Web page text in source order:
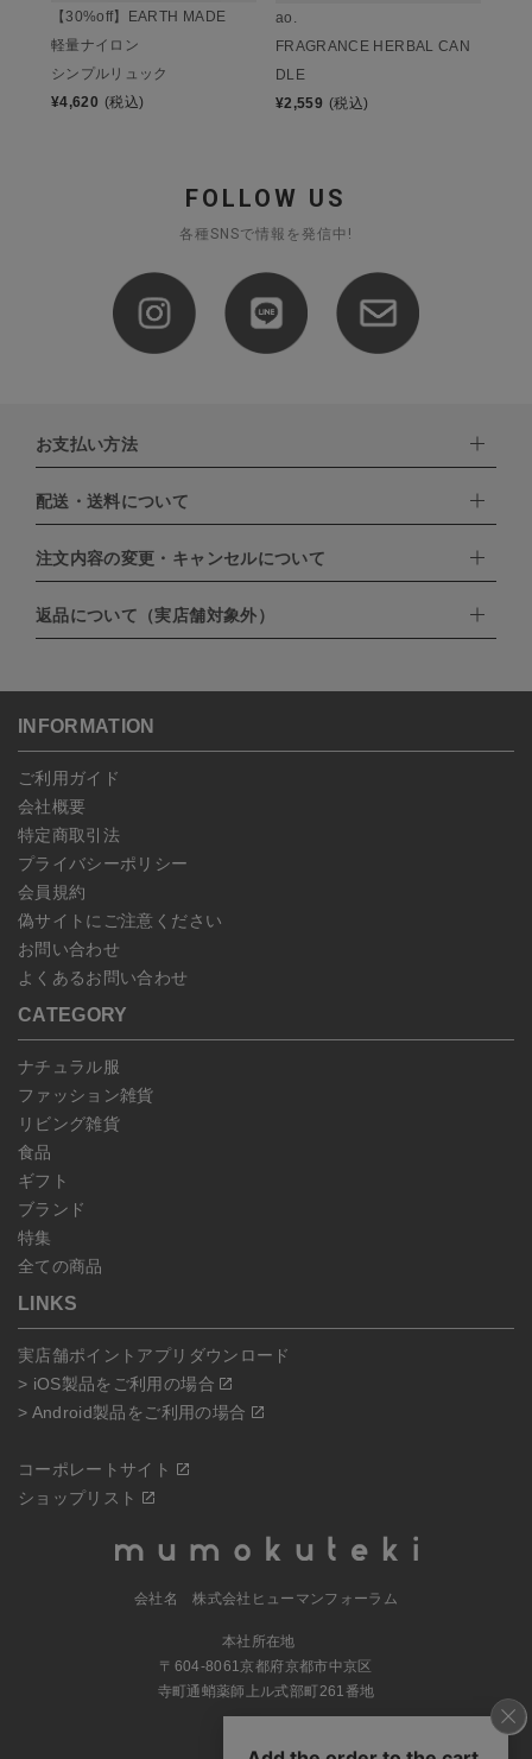
【30%off】EARTH MADE
軽量ナイロン
シンプルリュック
¥4,620 (税込)
ao.
FRAGRANCE HERBAL CAN
DLE
¥2,559 (税込)
FOLLOW US
各種SNSで情報を発信中!
お支払い方法
下記お支払い方法よりお選びいただけます。
・クレジットカード（VISA,mastercard,JCB,AMERICAN
EXPRESS,Diners Club）
・PayPay
・NP後払い
配送・送料について
配達業者：日本郵便
北海道：1,400円
沖縄：1,400円
注文内容の変更・キャンセルについて
ご注文日当日から翌日のAM9:00までにご連絡頂いた場合はキャン
セルは可能です。
ンセルしていただいた後、ご希望の商品のみ再度ご注文お願いしま
予約商品など一部キャンセルが出来ない場合がございます。あらか
じめご了承ください。
返品について（実店舗対象外）
こちらよりご依頼ください。
INFORMATION
ご利用ガイド
会社概要
特定商取引法
プライバシーポリシー
会員規約
偽サイトにご注意ください
お問い合わせ
よくあるお問い合わせ
CATEGORY
ナチュラル服
ファッション雑貨
リビング雑貨
食品
ギフト
ブランド
特集
全ての商品
LINKS
実店舗ポイントアプリダウンロード
> iOS製品をご利用の場合
> Android製品をご利用の場合
コーポレートサイト
ショップリスト
会社名 株式会社ヒューマンフォーラム
本社所在地
〒604-8061京都府京都市中京区
寺町通蛸薬師上ル式部町261番地